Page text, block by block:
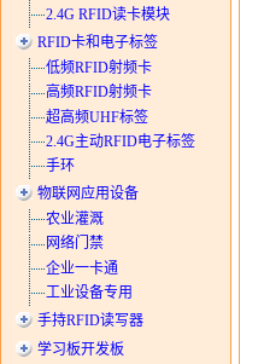
2.4G RFID读卡模块
RFID卡和电子标签
低频RFID射频卡
高频RFID射频卡
超高频UHF标签
2.4G主动RFID电子标签
手环
物联网应用设备
农业灌溉
网络门禁
企业一卡通
工业设备专用
手持RFID读写器
学习板开发板